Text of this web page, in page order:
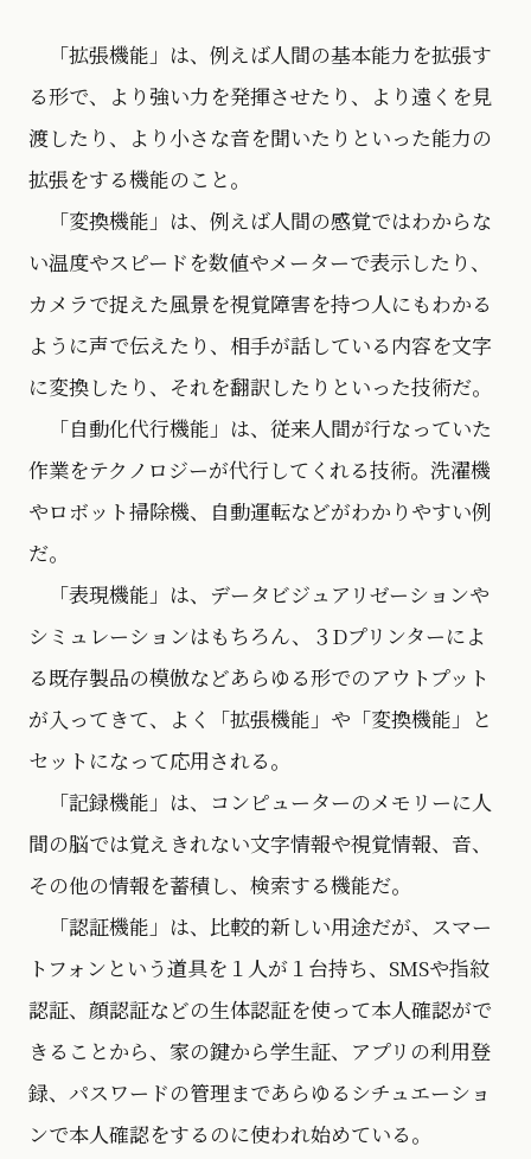
「拡張機能」は、例えば人間の基本能力を拡張す
る形で、より強い力を発揮させたり、より遠くを見
渡したり、より小さな音を聞いたりといった能力の
拡張をする機能のこと。
「変換機能」は、例えば人間の感覚ではわからな
い温度やスピードを数値やメーターで表示したり、
カメラで捉えた風景を視覚障害を持つ人にもわかる
ように声で伝えたり、相手が話している内容を文字
に変換したり、それを翻訳したりといった技術だ。
「自動化代行機能」は、従来人間が行なっていた
作業をテクノロジーが代行してくれる技術。洗濯機
やロボット掃除機、自動運転などがわかりやすい例
だ。
「表現機能」は、データビジュアリゼーションや
シミュレーションはもちろん、３Dプリンターによ
る既存製品の模倣などあらゆる形でのアウトプット
が入ってきて、よく「拡張機能」や「変換機能」と
セットになって応用される。
「記録機能」は、コンピューターのメモリーに人
間の脳では覚えきれない文字情報や視覚情報、音、
その他の情報を蓄積し、検索する機能だ。
「認証機能」は、比較的新しい用途だが、スマー
トフォンという道具を１人が１台持ち、SMSや指紋
認証、顔認証などの生体認証を使って本人確認がで
きることから、家の鍵から学生証、アプリの利用登
録、パスワードの管理まであらゆるシチュエーショ
ンで本人確認をするのに使われ始めている。